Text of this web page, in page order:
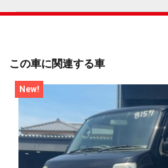
この車に関連する車
New!